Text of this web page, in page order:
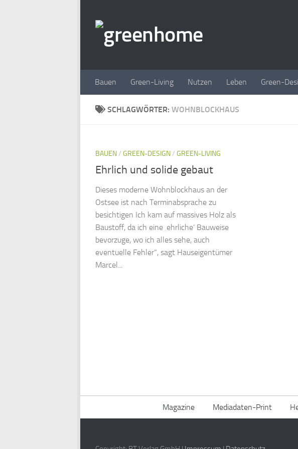
Bauen Green-Living Nutzen Leben Green-
SCHLAGWÖRTER: WOHNBLOCKHAUS
BAUEN/ GREEN-DESIGN/ GREEN-LIVING
Ehrlich und solide gebaut
Dieses moderne Wohnblockhaus an der
Ostsee ist nach Terminabsprache zu
besichtigen Ich kam auf massives Holz als
Baustoff, da ich eine ‚ehrliche‘ Bauweise
bevorzuge, wo ich alles sehe, auch
eventuelle Fehler“, sagt Hauseigentümer
Marcel...
Magazine Mediadaten-Print